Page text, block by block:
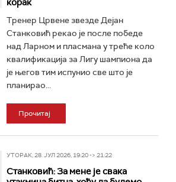
корак
Тренер Црвене звезде Дејан
Станковић рекао је после победе
над Ларном и пласмана у треће коло
квалификација за Лигу шампиона да
је његов тим испунио све што је
планирао...
Прочитај
УТОРАК, 28. ЈУЛ 2026, 19:20 -> 21:22
Станковић: За мене је свака